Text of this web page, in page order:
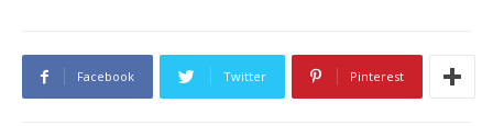
Facebook Twitter Pinterest